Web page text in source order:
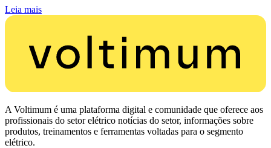
Leia mais
A Voltimum é uma plataforma digital e comunidade que oferece aos
profissionais do setor elétrico notícias do setor, informações sobre
produtos, treinamentos e ferramentas voltadas para o segmento
elétrico.